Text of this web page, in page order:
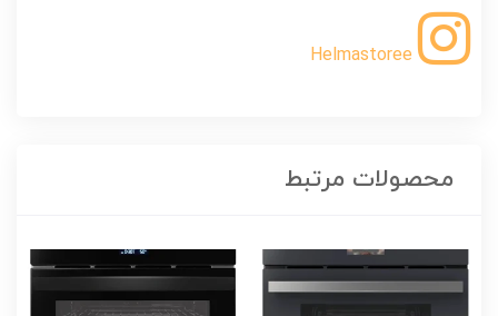
Helmastoree
محصولات مرتبط